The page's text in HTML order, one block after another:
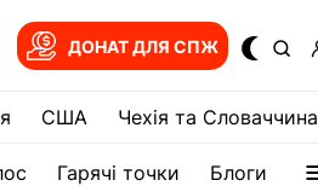
ДОНАТ ДЛЯ СПЖ
США Чехія та Словаччина
Гарячі точки Блоги